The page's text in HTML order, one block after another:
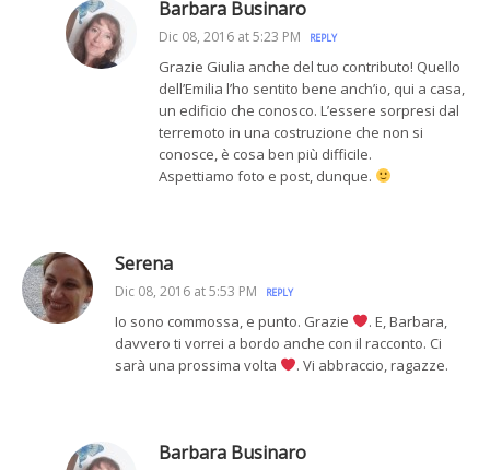
Barbara Businaro
Dic 08, 2016 at 5:23 PM REPLY
Grazie Giulia anche del tuo contributo! Quello
dell’Emilia l’ho sentito bene anch’io, qui a casa,
un edificio che conosco. L’essere sorpresi dal
terremoto in una costruzione che non si
conosce, è cosa ben più difficile.
Aspettiamo foto e post, dunque.
Serena
Dic 08, 2016 at 5:53 PM REPLY
Io sono commossa, e punto. Grazie
. E, Barbara,
davvero ti vorrei a bordo anche con il racconto. Ci
sarà una prossima volta
. Vi abbraccio, ragazze.
Barbara Businaro